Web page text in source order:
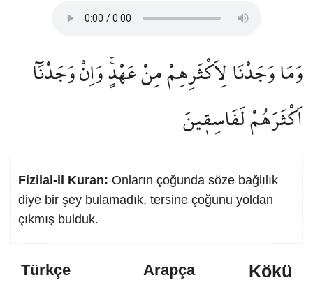
وَمَا وَجَدْنَا لِاَكْثَرِهِمْ مِنْ عَهْدٍۚ وَاِنْ وَجَدْنَٓا
اَكْثَرَهُمْ لَفَاسِق۪ينَ
Fizilal-il Kuran: Onların çoğunda söze bağlılık
diye bir şey bulamadık, tersine çoğunu yoldan
çıkmış bulduk.
Türkçe Arapça Kökü